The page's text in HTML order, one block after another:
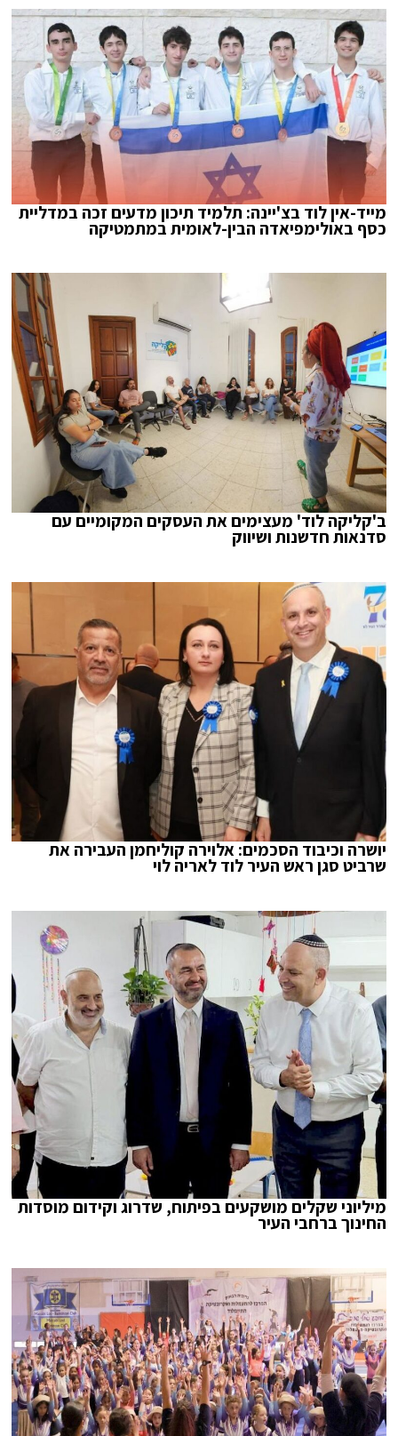
מייד-אין לוד בצ'יינה: תלמיד תיכון מדעים זכה במדליית
כסף באולימפיאדה הבין-לאומית במתמטיקה
ב'קליקה לוד' מעצימים את העסקים המקומיים עם
סדנאות חדשנות ושיווק
יושרה וכיבוד הסכמים: אלוירה קוליחמן העבירה את
שרביט סגן ראש העיר לוד לאריה לוי
מיליוני שקלים מושקעים בפיתוח, שדרוג וקידום מוסדות
החינוך ברחבי העיר